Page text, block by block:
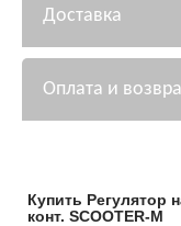
Доставка
Оплата и
Купить Регулятор
конт. SCOOTER-M